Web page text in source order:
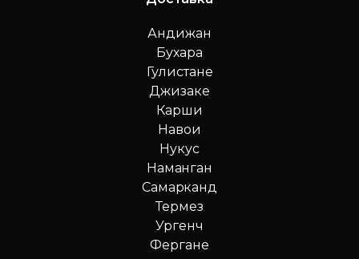
Андижан
Бухара
Гулистане
Джизаке
Карши
Навои
Нукус
Наманган
Самарканд
Термез
Ургенч
Фергане